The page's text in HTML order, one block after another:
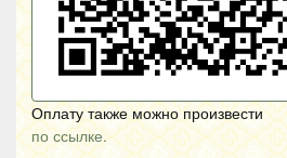
Оплату также можно произвести
по ссылке.